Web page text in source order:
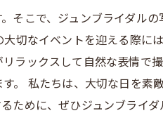
そこで、ジュンブライダル
切なイベントを迎える際に
ックスして自然な表情で
。 私たちは、大切な日を素
めに、ぜひジュンブライダ